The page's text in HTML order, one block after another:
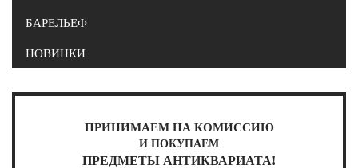
БАРЕЛЬЕФ
НОВИНКИ
ПРИНИМАЕМ НА КОМИССИЮ
И ПОКУПАЕМ
ПРЕДМЕТЫ АНТИКВАРИАТА!